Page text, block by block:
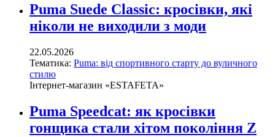
Puma Suede Classic: кросівки, які
ніколи не виходили з моди
22.05.2026
Тематика: Puma: від спортивного старту до вуличного
стилю
Інтернет-магазин «ESTAFETA»
Puma Speedcat: як кросівки
гонщика стали хітом покоління Z